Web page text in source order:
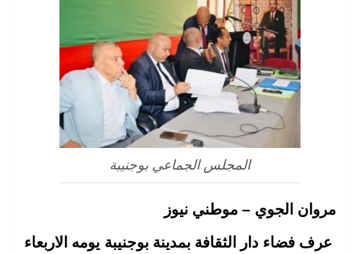
المجلس الجماعي بوجنيبة
مروان الجوي – موطني نيوز
عرف فضاء دار الثقافة بمدينة بوجنيبة يومه الاربعاء